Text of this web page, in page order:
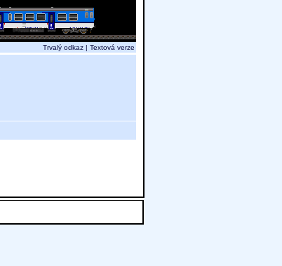
Trvalý odkaz | Textová verze